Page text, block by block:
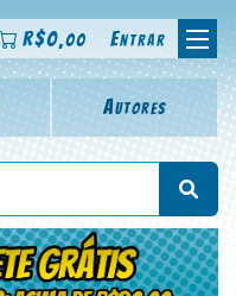
R$0,00 Entrar
Autores
série, escritor,